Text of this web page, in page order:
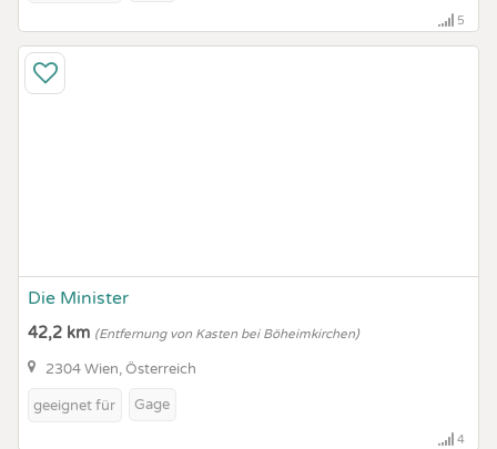
5
Die Minister
42,2 km (Entfernung von Kasten bei Böheimkirchen)
2304 Wien, Österreich
geeignet für Gage
4